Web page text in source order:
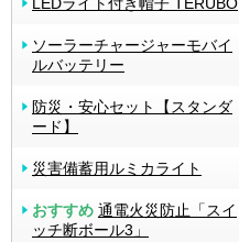
ソーラーチャージャーモバイ
ルバッテリー
防災・安心セット【スタンダ
ード】
災害備蓄用ルミカライト
おすすめ 通電火災防止「スイ
ッチ断ボール3」